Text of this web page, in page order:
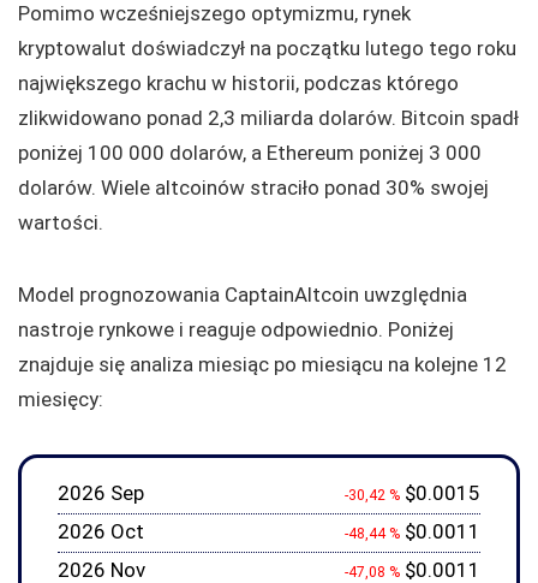
Pomimo wcześniejszego optymizmu, rynek
kryptowalut doświadczył na początku lutego tego roku
największego krachu w historii, podczas którego
zlikwidowano ponad 2,3 miliarda dolarów. Bitcoin spadł
poniżej 100 000 dolarów, a Ethereum poniżej 3 000
dolarów. Wiele altcoinów straciło ponad 30% swojej
wartości.
Model prognozowania CaptainAltcoin uwzględnia
nastroje rynkowe i reaguje odpowiednio. Poniżej
znajduje się analiza miesiąc po miesiącu na kolejne 12
miesięcy:
2026 Sep -30,42 % $0.0015
2026 Oct
-48,44 % $0.0011
2026 Nov
-47,08 % $0.0011